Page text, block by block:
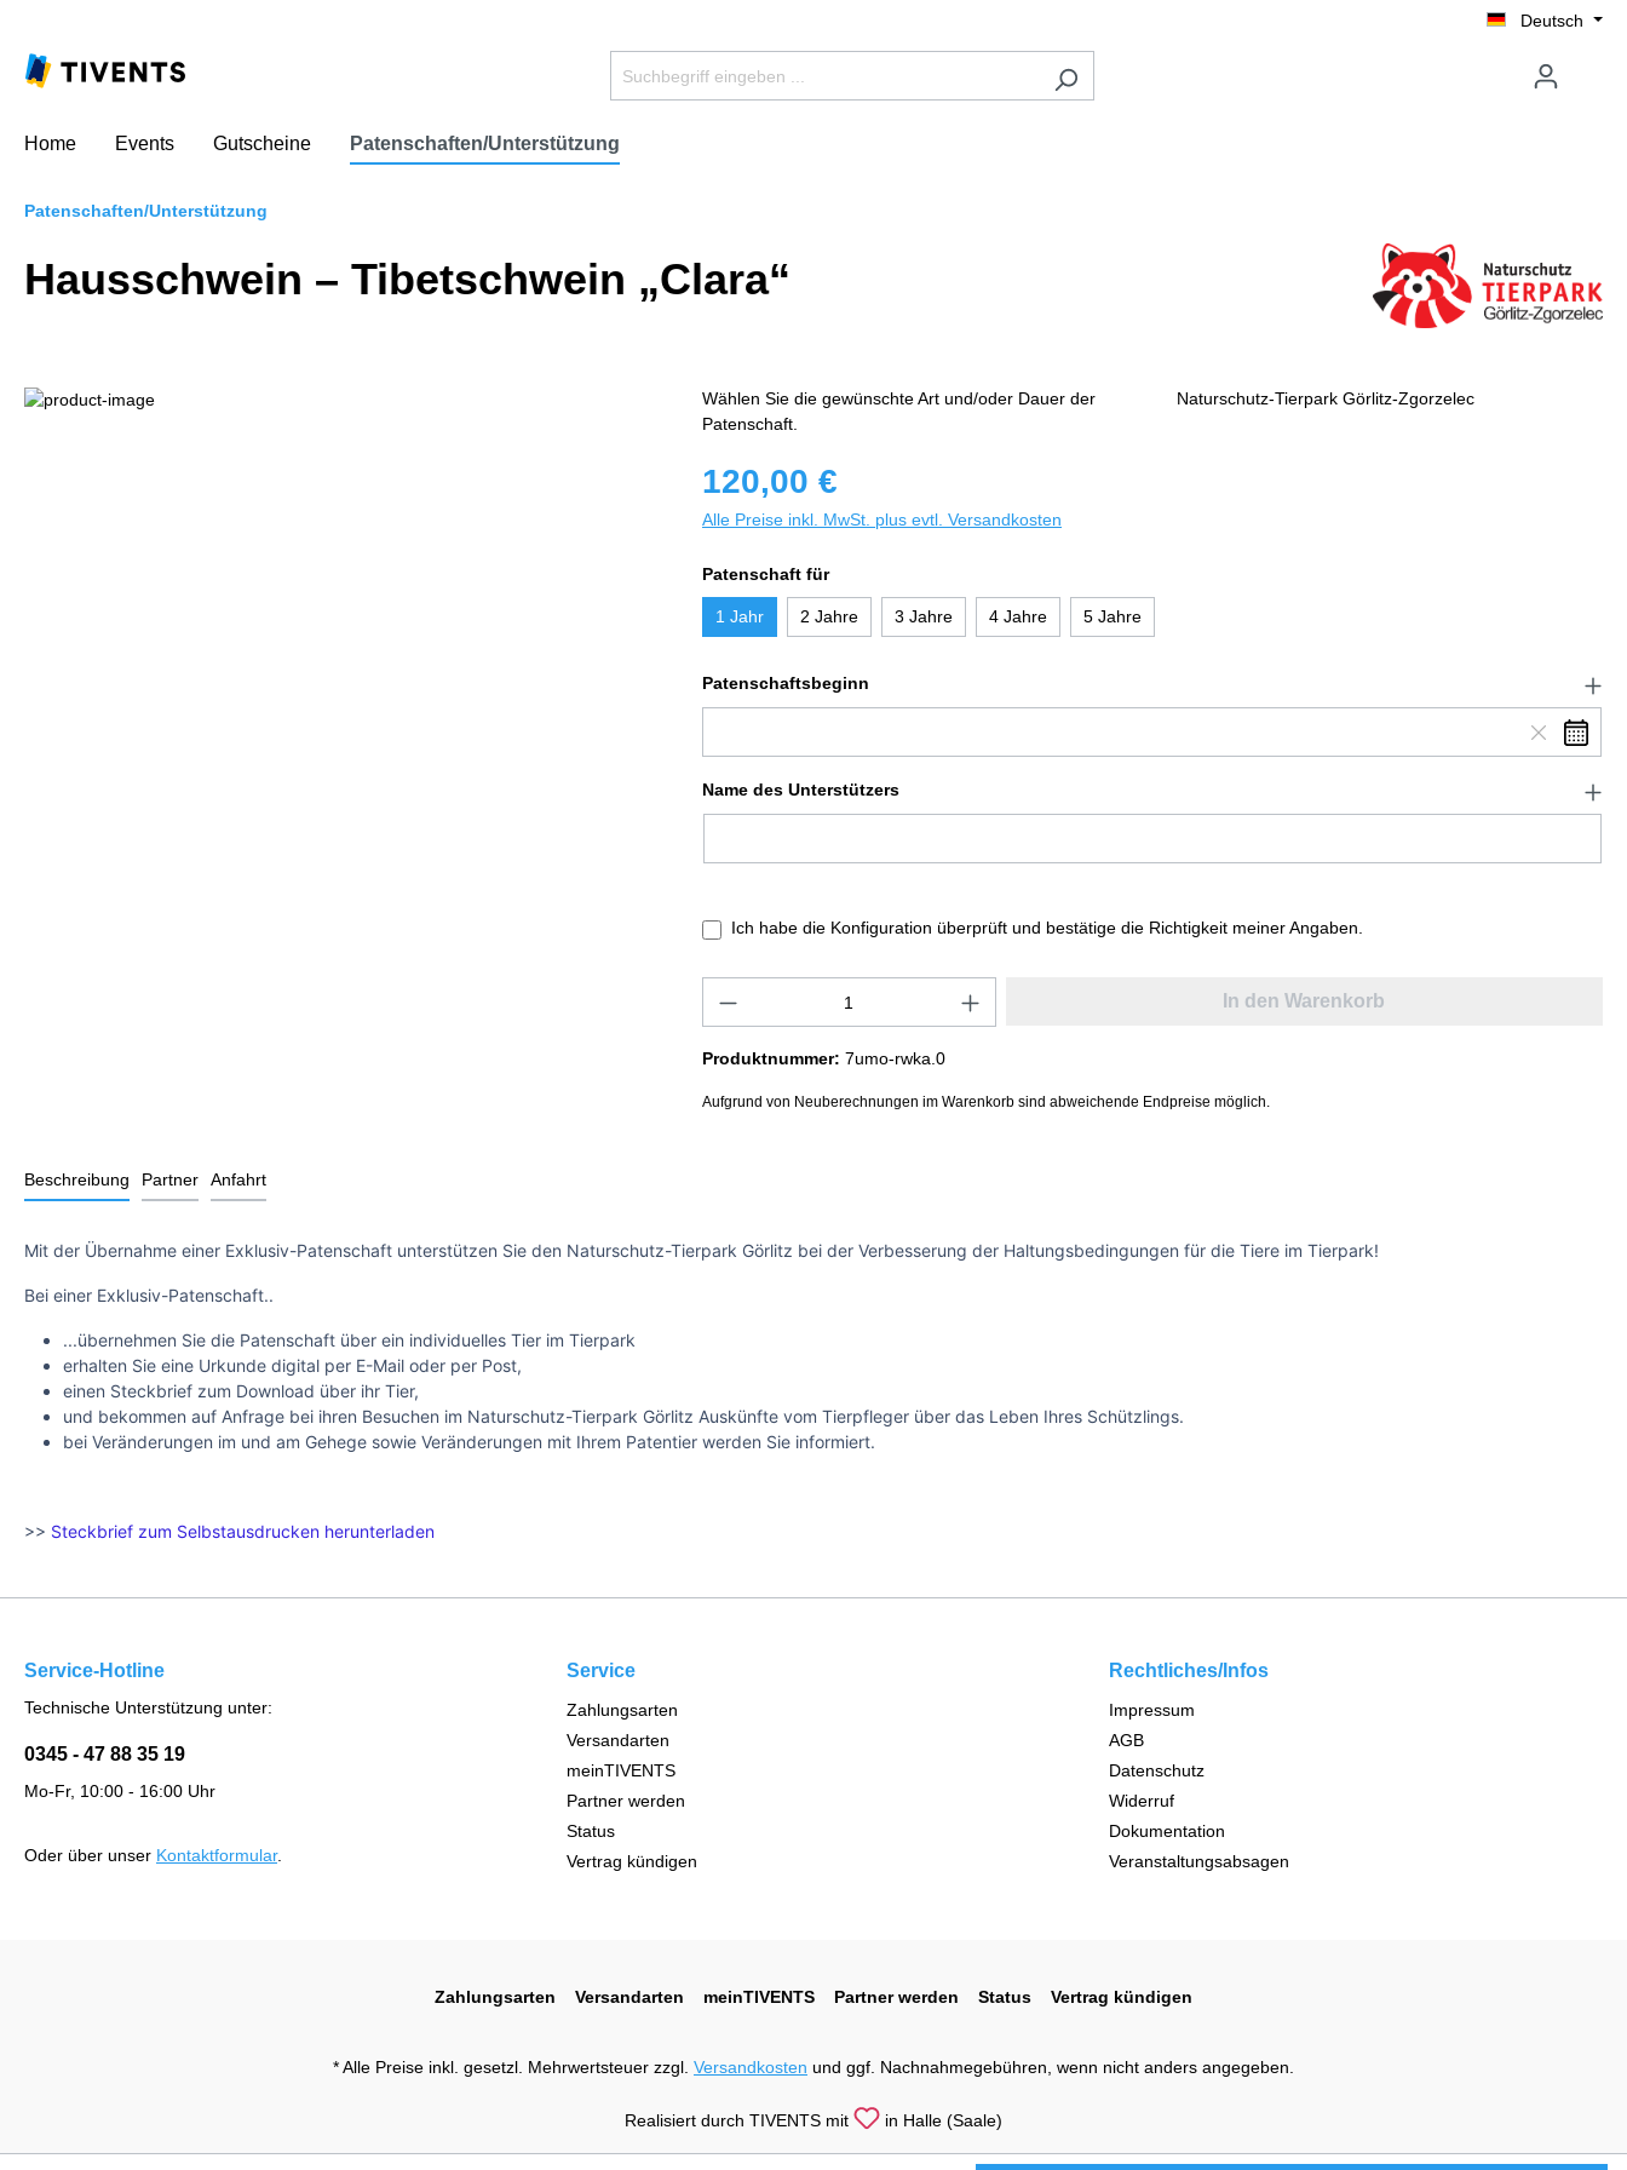
Deutsch
Home Events Gutscheine Patenschaften/Unterstützung
Patenschaften/Unterstützung
Hausschwein – Tibetschwein „Clara“
Wählen Sie die gewünschte Art und/oder Dauer der
Patenschaft.
Naturschutz-Tierpark Görlitz-Zgorzelec
120,00 €
Alle Preise inkl. MwSt. plus evtl. Versandkosten
Patenschaft für
1 Jahr 2 Jahre 3 Jahre 4 Jahre 5 Jahre
Patenschaftsbeginn
Name des Unterstützers
Ich habe die Konfiguration überprüft und bestätige die Richtigkeit meiner Angaben.
In den Warenkorb
Produktnummer: 7umo-rwka.0
Aufgrund von Neuberechnungen im Warenkorb sind abweichende Endpreise möglich.
Beschreibung Partner Anfahrt
Mit der Übernahme einer Exklusiv-Patenschaft unterstützen Sie den Naturschutz-Tierpark Görlitz bei der Verbesserung der Haltungsbedingungen für die Tiere im Tierpark!
Bei einer Exklusiv-Patenschaft..
...übernehmen Sie die Patenschaft über ein individuelles Tier im Tierpark
erhalten Sie eine Urkunde digital per E-Mail oder per Post,
einen Steckbrief zum Download über ihr Tier,
und bekommen auf Anfrage bei ihren Besuchen im Naturschutz-Tierpark Görlitz Auskünfte vom Tierpfleger über das Leben Ihres Schützlings.
bei Veränderungen im und am Gehege sowie Veränderungen mit Ihrem Patentier werden Sie informiert.
>> Steckbrief zum Selbstausdrucken herunterladen
Service-Hotline
Technische Unterstützung unter:
0345 - 47 88 35 19
Mo-Fr, 10:00 - 16:00 Uhr
Oder über unser Kontaktformular.
Service
Zahlungsarten
Versandarten
meinTIVENTS
Partner werden
Status
Vertrag kündigen
Rechtliches/Infos
Impressum
AGB
Datenschutz
Widerruf
Dokumentation
Veranstaltungsabsagen
Zahlungsarten Versandarten meinTIVENTS Partner werden Status Vertrag kündigen
* Alle Preise inkl. gesetzl. Mehrwertsteuer zzgl. Versandkosten und ggf. Nachnahmegebühren, wenn nicht anders angegeben.
Realisiert durch TIVENTS mit in Halle (Saale)